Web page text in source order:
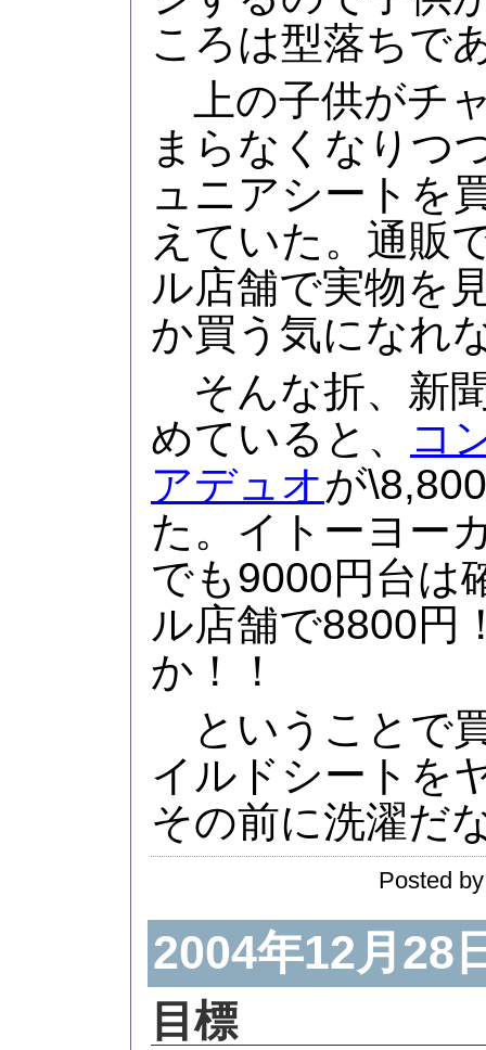
ころは型落ちで
上の子供がチ
まらなくなりつ
ュニアシートを
えていた。通販
ル店舗で実物を
か買う気になれ
そんな折、新
めていると、
コ
アデュオが
た。イトーヨー
でも9000円台は
ル店舗で8800
か！！
ということで
イルドシートを
その前に洗濯だ
Posted
2004年12月28
目標